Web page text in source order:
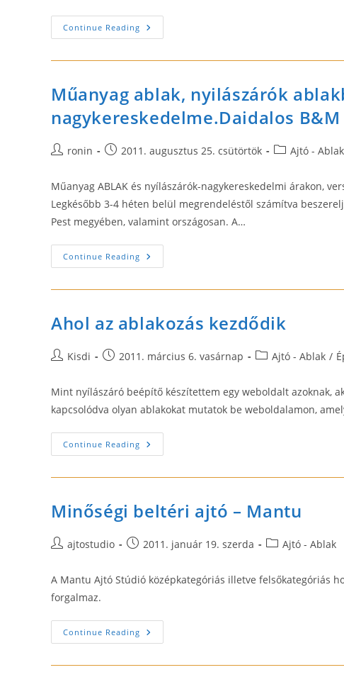
Continue Reading Műanyag
Ablak
Műanyag ablak, nyilászárók
nagykereskedelme.Daidalos B&M
Postronin
Post2011. augusztus 25. csütörtök
PostAjtó - Ablak
Műanyag ABLAK és nyílászárók-nagykereskedelmi árakon,
Legkésőbb 3-4 héten belül megrendeléstől számítva
Pest megyében, valamint országosan. A…
Continue Reading Műanyag
Ablak,
Ablakbeszerelése,
KFT
Ahol az ablakozás kezdődik
PostKisdi
Post2011. március 6. vasárnap
PostAjtó - Ablak /
Mint nyílászáró beépítő készítettem egy weboldalt azoknak,
kapcsolódva olyan ablakokat mutatok be weboldalamon,
Continue Reading Ahol
Az
Kezdődik
Minőségi beltéri ajtó – Mantu
Postajtostudio
Post2011. január 19. szerda
PostAjtó - Ablak
A Mantu Ajtó Stúdió középkategóriás illetve felsőkategóriás
forgalmaz.
Continue Reading Minőségi
Beltéri
–